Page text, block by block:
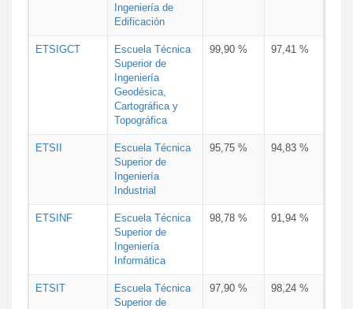
Ingeniería de
Edificación
ETSIGCT
Escuela Técnica
Superior de
Ingeniería
Geodésica,
Cartográfica y
Topográfica
99,90 % 97,41 %
ETSII
Escuela Técnica
Superior de
Ingeniería
Industrial
95,75 % 94,83 %
ETSINF
Escuela Técnica
Superior de
Ingeniería
Informática
98,78 % 91,94 %
ETSIT
Escuela Técnica
Superior de
97,90 % 98,24 %